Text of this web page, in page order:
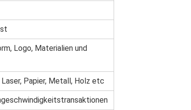
Logo, Materialien und
Laser, Papier, Metall, Holz etc